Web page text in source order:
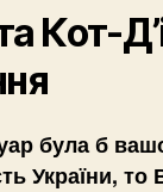
Кот-
була б
України, то